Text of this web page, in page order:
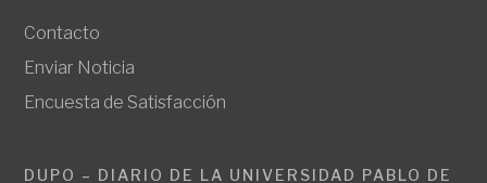
Contacto
Enviar Noticia
Encuesta de Satisfacción
DUPO – DIARIO DE LA UNIVERSIDAD PABLO DE